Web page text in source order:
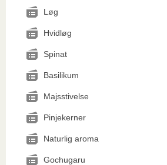
Løg
Hvidløg
Spinat
Basilikum
Majsstivelse
Pinjekerner
Naturlig aroma
Gochugaru